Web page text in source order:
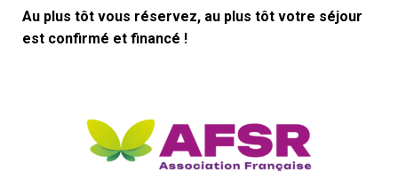
Au plus tôt vous réservez, au plus tôt votre séjour
est confirmé et financé !